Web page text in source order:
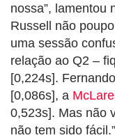
nossa”, lamentou
Russell não
uma sessão
relação ao Q2 –
[0,224s].
[0,086s], a
0,523s]. Mas não
não tem sido fácil.”